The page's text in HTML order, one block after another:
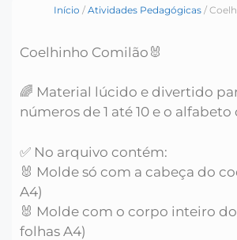
Início / Atividades Pedagógicas/
Coelhinho Comilão🐰
🌈 Material lúcido e divertido
números de 1 até 10 e o
✅ No arquivo contém:
🐰 Molde só com a cabeça do
A4)
🐰 Molde com o corpo inteiro
folhas A4)